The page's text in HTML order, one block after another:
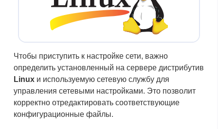
Чтобы приступить к настройке сети, важно
определить установленный на сервере дистрибутив
Linux и используемую сетевую службу для
управления сетевыми настройками. Это позволит
корректно отредактировать соответствующие
конфигурационные файлы.